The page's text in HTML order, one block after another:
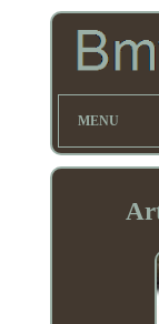
MENU